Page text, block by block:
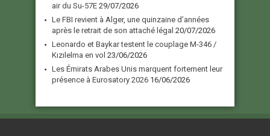
air du Su-57E 29/07/2026
Le FBI revient à Alger, une quinzaine d’années
après le retrait de son attaché légal 20/07/2026
Leonardo et Baykar testent le couplage M-346 /
Kızılelma en vol 23/06/2026
Les Émirats Arabes Unis marquent fortement leur
présence à Eurosatory 2026 16/06/2026